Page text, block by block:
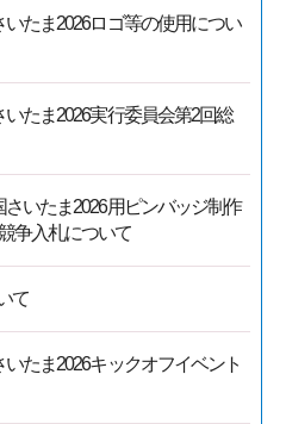
たま2026ロゴ等の使用につい
たま2026実行委員会第2回総
さいたま2026用ピンバッジ制作
争入札について
て
たま2026キックオフイベント